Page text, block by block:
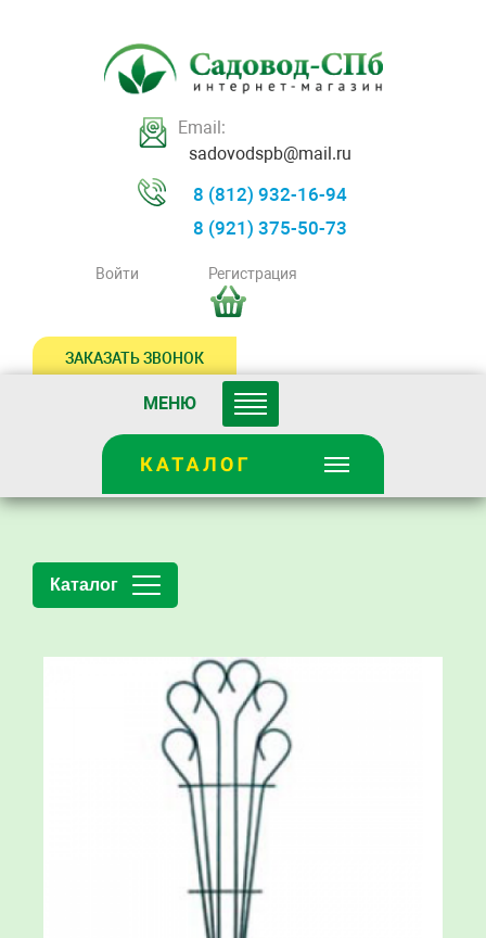
Email:
sadovodspb@mail.ru
8 (812) 932-16-94
8 (921) 375-50-73
Войти Регистрация
ЗАКАЗАТЬ ЗВОНОК
МЕНЮ
Каталог